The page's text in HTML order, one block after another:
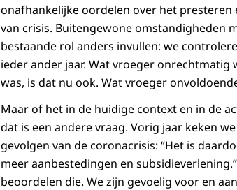
onafhankelijke oordelen over het
van crisis. Buitengewone omstandigheden
bestaande rol anders invullen: we
ieder ander jaar. Wat vroeger
was, is dat nu ook. Wat vroeger
Maar of het in de huidige context en in de
dat is een andere vraag. Vorig jaar keken
gevolgen van de coronacrisis: “Het is
meer aanbestedingen en
beoordelen die. We zijn gevoelig voor en